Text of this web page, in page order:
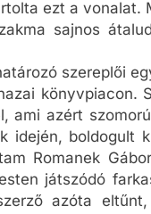
ezt a vonalat.
sajnos
szereplői
könyvpiacon.
ami azért
idején, boldogult
Romanek
játszódó
azóta